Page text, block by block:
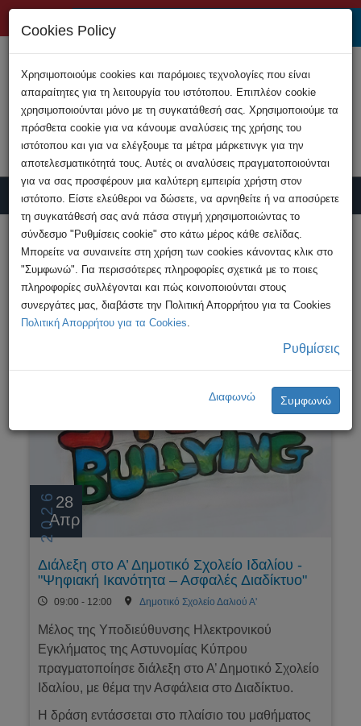
Υποβολή Καταγγελίας
HOME
Εκδηλώσεις
Διάλεξη στο Α’ Δημοτικό Σχολείο Ιδαλίου -
"Ψηφιακή Ικανότητα ...
202628
Απρ
Διάλεξη στο Α’ Δημοτικό Σχολείο Ιδαλίου -
"Ψηφιακή Ικανότητα – Ασφαλές Διαδίκτυο"
09:00 - 12:00 Δημοτικό Σχολείο Δαλιού Α'
Μέλος της Υποδιεύθυνσης Ηλεκτρονικού
Εγκλήματος της Αστυνομίας Κύπρου
πραγματοποίησε διάλεξη στο Α’ Δημοτικό Σχολείο
Ιδαλίου, με θέμα την Ασφάλεια στο Διαδίκτυο.
Η δράση εντάσσεται στο πλαίσιο του μαθήματος
Cookies Policy
Χρησιμοποιούμε cookies και παρόμοιες τεχνολογίες που είναι
απαραίτητες για τη λειτουργία του ιστότοπου. Επιπλέον cookie
χρησιμοποιούνται μόνο με τη συγκατάθεσή σας. Χρησιμοποιούμε τα
πρόσθετα cookie για να κάνουμε αναλύσεις της χρήσης του
ιστότοπου και για να ελέγξουμε τα μέτρα μάρκετινγκ για την
αποτελεσματικότητά τους. Αυτές οι αναλύσεις πραγματοποιούνται
για να σας προσφέρουν μια καλύτερη εμπειρία χρήστη στον
ιστότοπο. Είστε ελεύθεροι να δώσετε, να αρνηθείτε ή να αποσύρετε
τη συγκατάθεσή σας ανά πάσα στιγμή χρησιμοποιώντας το
σύνδεσμο "Ρυθμίσεις cookie" στο κάτω μέρος κάθε σελίδας.
Μπορείτε να συναινείτε στη χρήση των cookies κάνοντας κλικ στο
"Συμφωνώ". Για περισσότερες πληροφορίες σχετικά με το ποιες
πληροφορίες συλλέγονται και πώς κοινοποιούνται στους
συνεργάτες μας, διαβάστε την Πολιτική Απορρήτου για τα Cookies
Πολιτική Απορρήτου για τα Cookies.
Ρυθμίσεις
Διαφωνώ Συμφωνώ